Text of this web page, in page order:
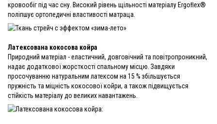
кровообіг під час сну. Високий рівень щільності матеріалу Ergoﬂex®
поліпшує ортопедичні властивості матраца.
Латексована кокосова койра
Природний матеріал - еластичний, довговічний та повітропроникний,
надає додаткової жорсткості спальному місцю. Завдяки
просочуванню натуральним латексом на 15 % збільшується
пружність та міцність кокосової койри, а також підвищується
стійкість матеріалу до великих навантажень.